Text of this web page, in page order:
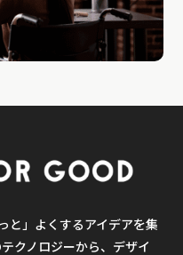
と」よくするアイデアを集
クノロジーから、デザイ